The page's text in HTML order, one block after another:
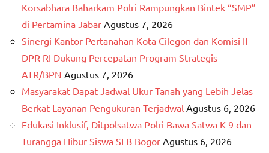
Korsabhara Baharkam Polri Rampungkan Bintek “SMP”
di Pertamina Jabar Agustus 7, 2026
Sinergi Kantor Pertanahan Kota Cilegon dan Komisi II
DPR RI Dukung Percepatan Program Strategis
ATR/BPN Agustus 7, 2026
Masyarakat Dapat Jadwal Ukur Tanah yang Lebih Jelas
Berkat Layanan Pengukuran Terjadwal Agustus 6, 2026
Edukasi Inklusif, Ditpolsatwa Polri Bawa Satwa K-9 dan
Turangga Hibur Siswa SLB Bogor Agustus 6, 2026